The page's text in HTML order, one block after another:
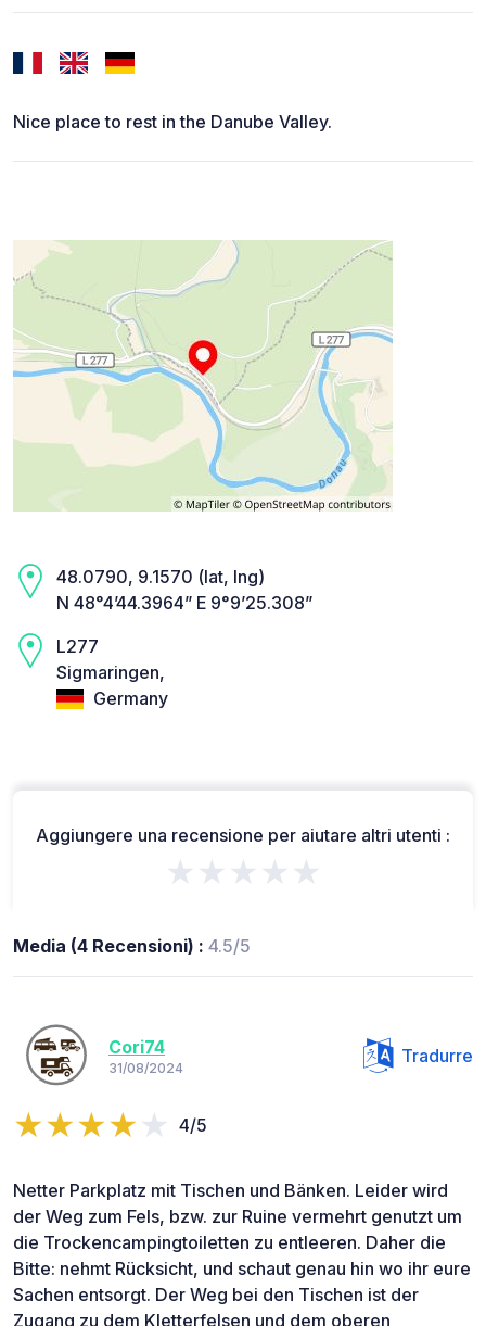
Nice place to rest in the Danube Valley.
48.0790, 9.1570 (lat, lng)
N 48°4’44.3964” E 9°9’25.308”
L277
Sigmaringen,
Germany
Aggiungere una recensione per aiutare altri utenti :
★★★★★
Media (4 Recensioni) : 4.5/5
Cori74
31/08/2024
Tradurre
4/5
Netter Parkplatz mit Tischen und Bänken. Leider wird
der Weg zum Fels, bzw. zur Ruine vermehrt genutzt um
die Trockencampingtoiletten zu entleeren. Daher die
Bitte: nehmt Rücksicht, und schaut genau hin wo ihr eure
Sachen entsorgt. Der Weg bei den Tischen ist der
Zugang zu dem Kletterfelsen und dem oberen